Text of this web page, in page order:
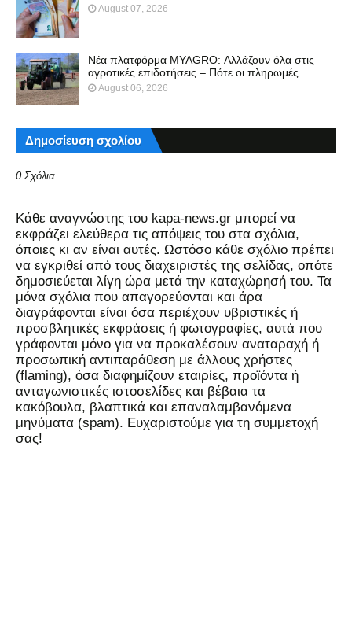
August 07, 2026
Νέα πλατφόρμα MYAGRO: Αλλάζουν όλα στις
αγροτικές επιδοτήσεις – Πότε οι πληρωμές
August 06, 2026
Δημοσίευση σχολίου
0 Σχόλια
Kάθε αναγνώστης του kapa-news.gr μπορεί να
εκφράζει ελεύθερα τις απόψεις του στα σχόλια,
όποιες κι αν είναι αυτές. Ωστόσο κάθε σχόλιο πρέπει
να εγκριθεί από τους διαχειριστές της σελίδας, οπότε
δημοσιεύεται λίγη ώρα μετά την καταχώρησή του. Τα
μόνα σχόλια που απαγορεύονται και άρα
διαγράφονται είναι όσα περιέχουν υβριστικές ή
προσβλητικές εκφράσεις ή φωτογραφίες, αυτά που
γράφονται μόνο για να προκαλέσουν αναταραχή ή
προσωπική αντιπαράθεση με άλλους χρήστες
(flaming), όσα διαφημίζουν εταιρίες, προϊόντα ή
ανταγωνιστικές ιστοσελίδες και βέβαια τα
κακόβουλα, βλαπτικά και επαναλαμβανόμενα
μηνύματα (spam). Ευχαριστούμε για τη συμμετοχή
σας!